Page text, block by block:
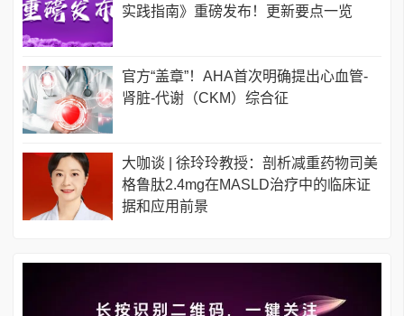
实践指南》重磅发布！更新要点一览
官方“盖章”！AHA首次明确提出心血管-
肾脏-代谢（CKM）综合征
大咖谈 | 徐玲玲教授：剖析减重药物司美
格鲁肽2.4mg在MASLD治疗中的临床证
据和应用前景